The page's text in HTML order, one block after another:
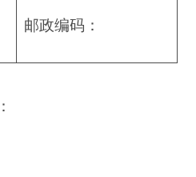
邮政编码：